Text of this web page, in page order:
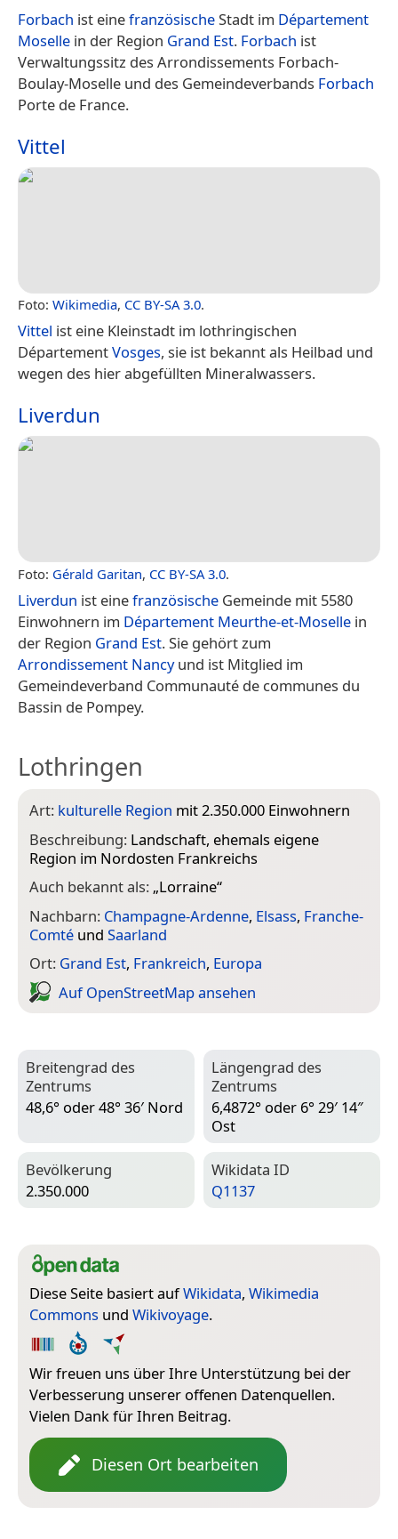
Forbach ist einefranzösischeStadt im Département
Moselle in der Region Grand Est. Forbach ist
Verwaltungssitz des Arrondissements Forbach-
Boulay-Moselle und des Gemeindeverbands Forbach
Porte de France.
Vittel
Foto: Wikimedia, CC BY-SA 3.0.
Vittel ist eine Kleinstadt im lothringischen
DépartementVosges, sie ist bekannt als Heilbad und
wegen des hier abgefüllten Mineralwassers.
Liverdun
Foto: Gérald Garitan, CC BY-SA 3.0.
Liverdun ist einefranzösische Gemeinde mit 5580
Einwohnern im Département Meurthe-et-Moselle in
der Region Grand Est. Sie gehört zum
Arrondissement Nancyund ist Mitglied im
Gemeindeverband Communauté de communes du
Bassin de Pompey.
Lothringen
Art: kulturelle Region mit 2.350.000 Einwohnern
Beschreibung: Landschaft, ehemals eigene
Region im Nordosten Frankreichs
Auch bekannt als: „Lorraine“
Nachbarn: Champagne-Ardenne, Elsass, Franche-
Comté und Saarland
Ort: Grand Est, Frankreich, Europa
Auf Open­Street­Map ansehen
Breitengrad des
Zentrums
48,6° oder 48° 36′ Nord
Längengrad des
Zentrums
6,4872° oder 6° 29′ 14″
Ost
Bevölkerung
2.350.000
Wiki­data ID
Q1137
Diese Seite basiert aufWikidata, Wikimedia
Commons und Wikivoyage.
Wir freuen uns über Ihre Unterstützung bei der
Verbesserung unserer offenen Datenquellen.
Vielen Dank für Ihren Beitrag.
Diesen Ort bearbeiten